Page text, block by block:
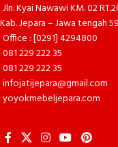
Jln. Kyai Nawawi KM. 02
Kab. Jepara – Jawa tengah
Office : [0291] 4294800
081 229 222 35
081 229 222 35
infojatijepara@gmail.com
yoyokmebeljepara.com